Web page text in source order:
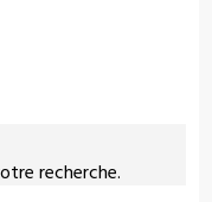
recherche.